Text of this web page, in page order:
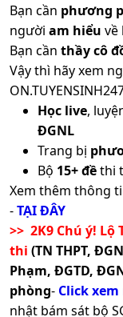
Bạn cần phương
người am hiểu về
Bạn cần thầy cô
Vậy thì hãy xem
Học live,
ĐGNL
Trang bị
Bộ 15+ đềthi
Xem thêm thông
-TẠI ĐÂY
>> 2K9 Chú ý! Lộ
thi (TN THPT,
Phạm, ĐGTD,
phòng- Click
nhật bám sát bộ